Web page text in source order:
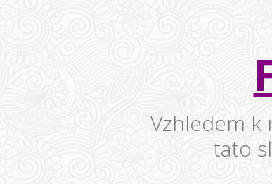
Vzhledem k
tato